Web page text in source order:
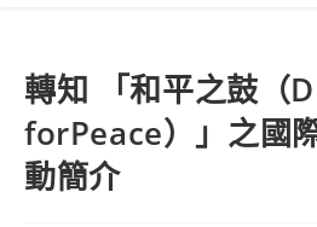
轉知 「和平之鼓（
forPeace）」之國
動簡介